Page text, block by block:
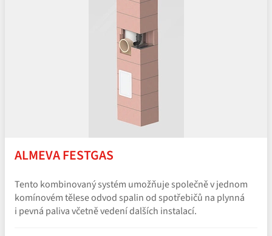
ALMEVA FESTGAS
Tento kombinovaný systém umožňuje společně v jednom
komínovém tělese odvod spalin od spotřebičů na plynná
i pevná paliva včetně vedení dalších instalací.